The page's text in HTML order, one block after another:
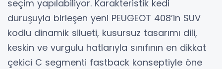
seçim yapılabiliyor. Karakteristik kedi
duruşuyla birleşen yeni PEUGEOT 408’in SUV
kodlu dinamik silueti, kusursuz tasarımı dili,
keskin ve vurgulu hatlarıyla sınıfının en dikkat
çekici C segmenti fastback konseptiyle öne